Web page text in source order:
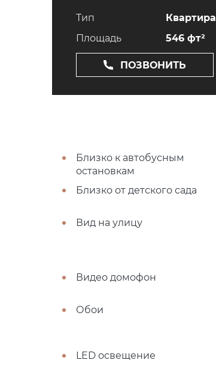
Тип Квартира
Площадь
546 фт²
ПОЗВОНИТЬ
Близко к автобусным
остановкам
Близко от детского сада
Вид на улицу
Видео домофон
Обои
LED освещение